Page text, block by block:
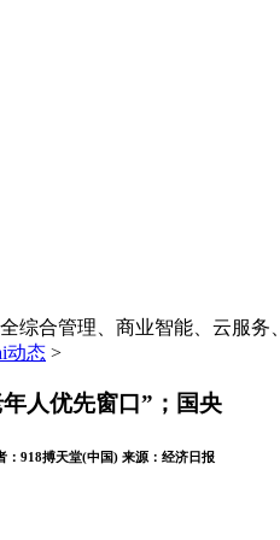
综合管理、商业智能、云服务
动态 >
人优先窗口”；国央
： 918搏天堂(中国) 来源： 经济日报